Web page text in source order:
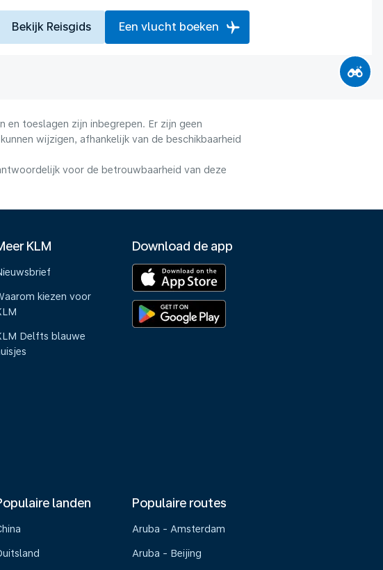
Bekijk Reisgids Een vlucht boeken
en toeslagen zijn inbegrepen. Er zijn geen
wijzigen, afhankelijk van de beschikbaarheid
voor de betrouwbaarheid van deze
KLM
kiezen voor
Delfts blauwe
Download de app
landen Populaire routes
Aruba - Amsterdam
Aruba - Beijing